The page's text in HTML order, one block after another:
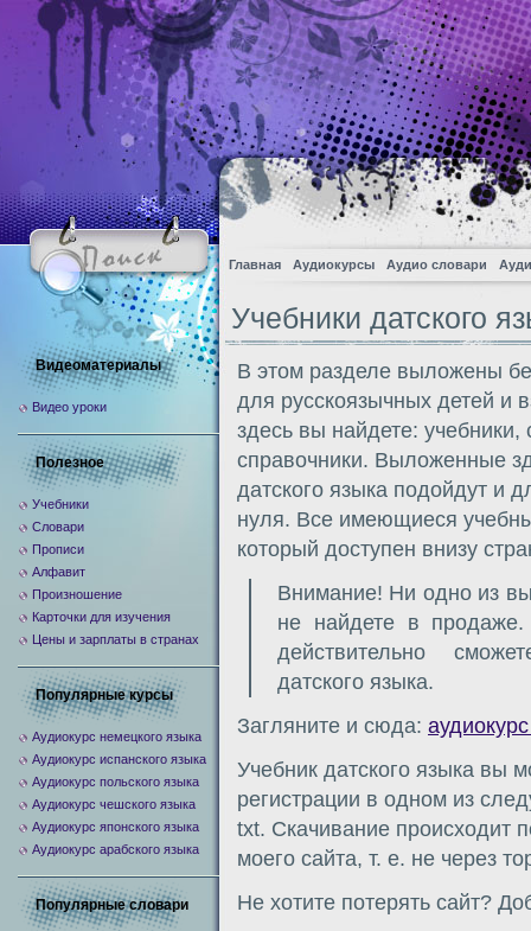
Главная Аудиокурсы Аудио словари
Учебники датского
В этом разделе выложены
для русскоязычных детей и
здесь вы найдете: учебники,
справочники. Выложенные
датского языка подойдут и
нуля. Все имеющиеся
который доступен внизу
Внимание! Ни одно из
не найдете в
действительно
датского языка.
Загляните и сюда:
Учебник датского языка вы
регистрации в одном из
txt. Скачивание происходит
моего сайта, т. е. не через
Не хотите потерять сайт?
Видеоматериалы
Видео уроки
Полезное
Учебники
Словари
Прописи
Алфавит
Произношение
Карточки для изучения
Цены и зарплаты в странах
Популярные курсы
Аудиокурс немецкого языка
Аудиокурс испанского языка
Аудиокурс польского языка
Аудиокурс чешского языка
Аудиокурс японского языка
Аудиокурс арабского языка
Популярные словари